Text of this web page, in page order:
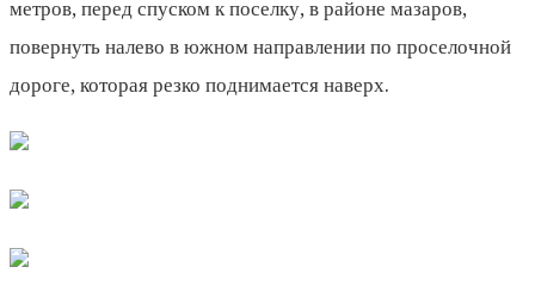
метров, перед спуском к поселку, в районе мазаров,
повернуть налево в южном направлении по проселочной
дороге, которая резко поднимается наверх.